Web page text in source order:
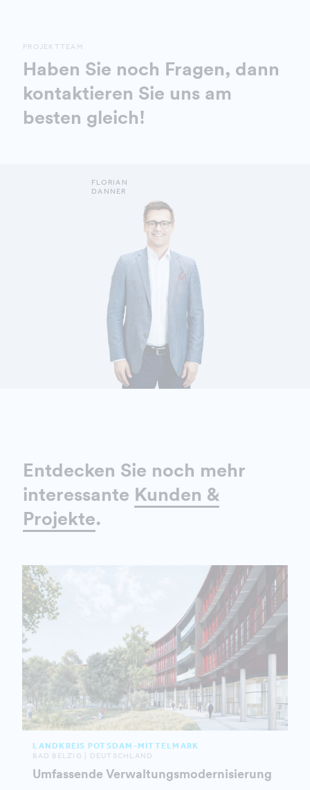
PROJEKTTEAM
Haben Sie noch Fragen, dann
kontaktieren Sie uns am
besten gleich!
DETAILS ANZEIGEN
FLORIAN
DANNER
Entdecken Sie noch mehr
interessante Kunden &
Projekte.
LANDKREIS POTSDAM-MITTELMARK
BAD BELZIG | DEUTSCHLAND
Umfassende Verwaltungsmodernisierung